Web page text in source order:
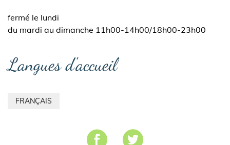
fermé le lundi
du mardi au dimanche 11h00-14h00/18h00-23h00
Langues d'accueil
FRANÇAIS